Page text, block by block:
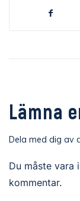
Lämna
Dela med dig av
Du måste vara
kommentar.